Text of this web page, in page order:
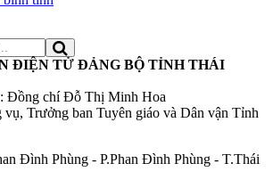
ĐIỆN TỬ ĐẢNG BỘ TỈNH THÁI
Đồng chí Đỗ Thị Minh Hoa
Trưởng ban Tuyên giáo và Dân vận Tỉnh
Đình Phùng - P.Phan Đình Phùng - T.Thái